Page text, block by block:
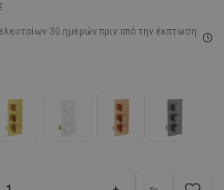
30 ημερών πριν από την έκπτωση: